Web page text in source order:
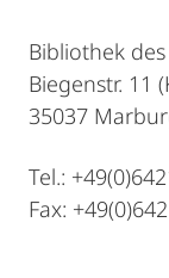
Bibliothek
Biegenstr. 11
35037
Tel.:
Fax: